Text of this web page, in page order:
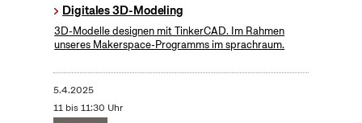
Digitales 3D-Modeling
3D-Modelle designen mit TinkerCAD. Im Rahmen
unseres Makerspace-Programms im sprachraum.
5.4.2025
11 bis 11:30 Uhr